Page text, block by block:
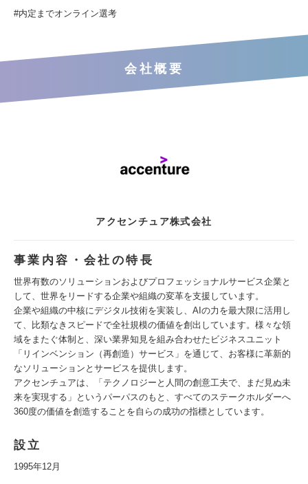
#内定までオンライン選考
会社概要
アクセンチュア株式会社
事業内容・会社の特長
世界有数のソリューションおよびプロフェッショナルサービス企業と
して、世界をリードする企業や組織の変革を支援しています。
企業や組織の中核にデジタル技術を実装し、AIの力を最大限に活用し
て、比類なきスピードで全社規模の価値を創出しています。様々な領
域をまたぐ体制と、深い業界知見を組み合わせたビジネスユニット
「リインベンション（再創造）サービス」を通じて、お客様に革新的
なソリューションとサービスを提供します。
アクセンチュアは、「テクノロジーと人間の創意工夫で、まだ見ぬ未
来を実現する」というパーパスのもと、すべてのステークホルダーへ
360度の価値を創造することを自らの成功の指標としています。
設立
1995年12月